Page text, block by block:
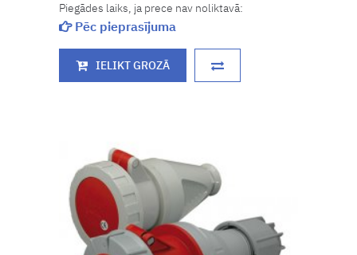
Piegādes laiks, ja prece nav noliktavā:
Pēc pieprasījuma
IELIKT GROZĀ